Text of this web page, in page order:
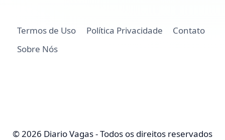
Termos de Uso Política Privacidade
Contato
Sobre Nós
© 2026 Diario Vagas - Todos os direitos reservados